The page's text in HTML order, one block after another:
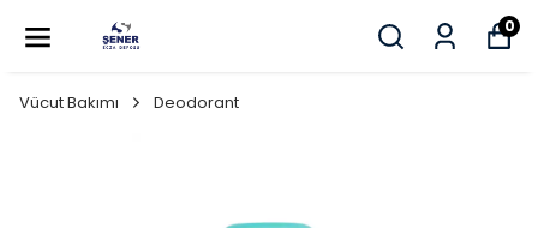
0
Vücut Bakımı Deodorant